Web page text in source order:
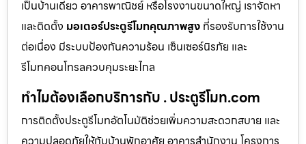
เป็นบ้านเดี่ยว อาคารพาณิชย์ หรือโรงงานขนาดใหญ่ เราจัดหา
และติดตั้ง มอเตอร์ประตูรีโมทคุณภาพสูง ที่รองรับการใช้งาน
ต่อเนื่อง มีระบบป้องกันความร้อน เซ็นเซอร์นิรภัย และ
รีโมทคอนโทรลควบคุมระยะไกล
ทำไมต้องเลือกบริการกับ . ประตูรีโมท.com
การติดตั้งประตูรีโมทอัตโนมัติช่วยเพิ่มความสะดวกสบาย และ